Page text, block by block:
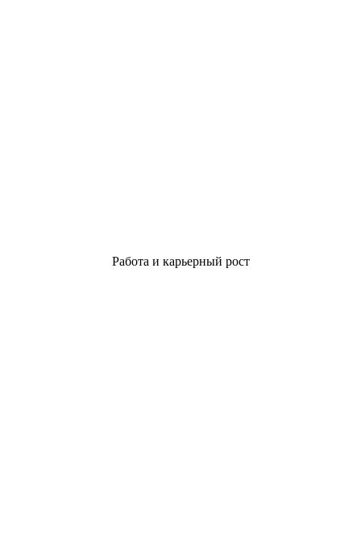
Работа и карьерный рост